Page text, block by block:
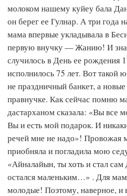
молоком нашему куйеу бала
он берег ее Гулнар. А три года
мама впервые укладывала в
первую внучку — Жанию! И
случилось в День ее рождения
исполнилось 75 лет. Вот
не праздничный банкет, а
правнучке. Как сейчас помню
дастарханом сказала: «Вы все
Вы и есть мой подарок. И
речей мне не надо»! Провожая
приобняла и погладила мою
«Айналайын, ты хоть и стал
остался маленьким…» . Для
молодые! Поэтому, наверное,